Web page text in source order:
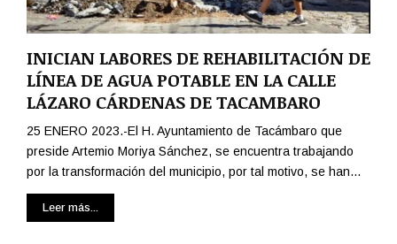
INICIAN LABORES DE REHABILITACIÓN DE
LÍNEA DE AGUA POTABLE EN LA CALLE
LÁZARO CÁRDENAS DE TACAMBARO
25 ENERO 2023.-El H. Ayuntamiento de Tacámbaro que
preside Artemio Moriya Sánchez, se encuentra trabajando
por la transformación del municipio, por tal motivo, se han...
Leer más...